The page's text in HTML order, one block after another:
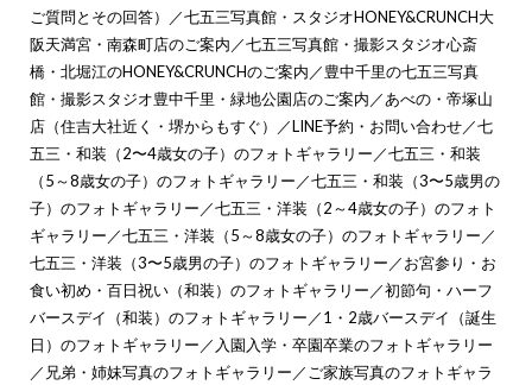
ご質問とその回答）
／七五三写真館・スタジオHONEY&CRUNCH大
阪天満宮・南森町店のご案内 ／七五三写真館・撮影スタジオ心斎
橋・北堀江のHONEY&CRUNCHのご案内 ／豊中千里の七五三写真
館・撮影スタジオ豊中千里・緑地公園店のご案内 ／あべの・帝塚山
店（住吉大社近く・堺からもすぐ）
／LINE予約・お問い合わせ／七
五三・和装（2〜4歳女の子）のフォトギャラリー ／七五三・和装
（5～8歳女の子）のフォトギャラリー ／七五三・和装（3〜5歳男の
子）のフォトギャラリー ／七五三・洋装（2～4歳女の子）のフォト
ギャラリー ／七五三・洋装（5～8歳女の子）のフォトギャラリー ／
七五三・洋装（3〜5歳男の子）のフォトギャラリー ／お宮参り・お
食い初め・百日祝い（和装）のフォトギャラリー ／初節句・ハーフ
バースデイ（和装）のフォトギャラリー ／1・2歳バースデイ（誕生
日）のフォトギャラリー ／ 入園入学・卒園卒業のフォトギャラリー
／ 兄弟・姉妹写真のフォトギャラリー ／ ご家族写真のフォトギャラ